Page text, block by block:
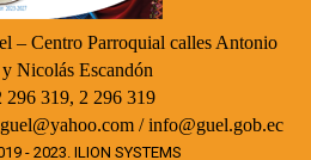
– Centro Parroquial calles Antonio
Nicolás Escandón
296 319, 2 296 319
/ info@guel.gob.ec
- 2023. ILION SYSTEMS